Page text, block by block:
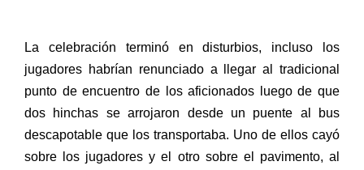
La celebración terminó en disturbios, incluso los
jugadores habrían renunciado a llegar al tradicional
punto de encuentro de los aficionados luego de que
dos hinchas se arrojaron desde un puente al bus
descapotable que los transportaba. Uno de ellos cayó
sobre los jugadores y el otro sobre el pavimento, al